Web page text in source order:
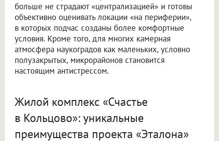
больше не страдают «централизацией» и готовы
объективно оценивать локации «на периферии»,
в которых подчас созданы более комфортные
условия. Кроме того, для многих камерная
атмосфера наукоградов как маленьких, условно
полузакрытых, микрорайонов становится
настоящим антистрессом.
Жилой комплекс «Счастье
в Кольцово»: уникальные
преимущества проекта «Эталона»